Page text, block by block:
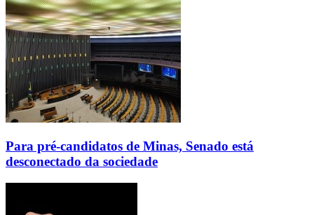
Para pré-candidatos de Minas, Senado está
desconectado da sociedade